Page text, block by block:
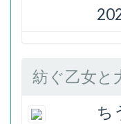
紡ぐ乙女と
ち